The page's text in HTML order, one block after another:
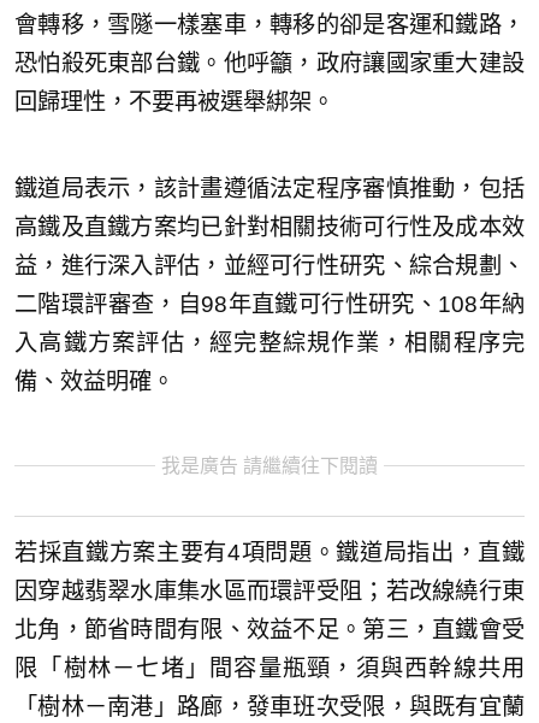
會轉移，雪隧一樣塞車，轉移的卻是客運和鐵路，
恐怕殺死東部台鐵。他呼籲，政府讓國家重大建設
回歸理性，不要再被選舉綁架。
鐵道局表示，該計畫遵循法定程序審慎推動，包括
高鐵及直鐵方案均已針對相關技術可行性及成本效
益，進行深入評估，並經可行性研究、綜合規劃、
二階環評審查，自98年直鐵可行性研究、108年納
入高鐵方案評估，經完整綜規作業，相關程序完
備、效益明確。
我是廣告 請繼續往下閱讀
若採直鐵方案主要有4項問題。鐵道局指出，直鐵
因穿越翡翠水庫集水區而環評受阻；若改線繞行東
北角，節省時間有限、效益不足。第三，直鐵會受
限「樹林－七堵」間容量瓶頸，須與西幹線共用
「樹林－南港」路廊，發車班次受限，與既有宜蘭